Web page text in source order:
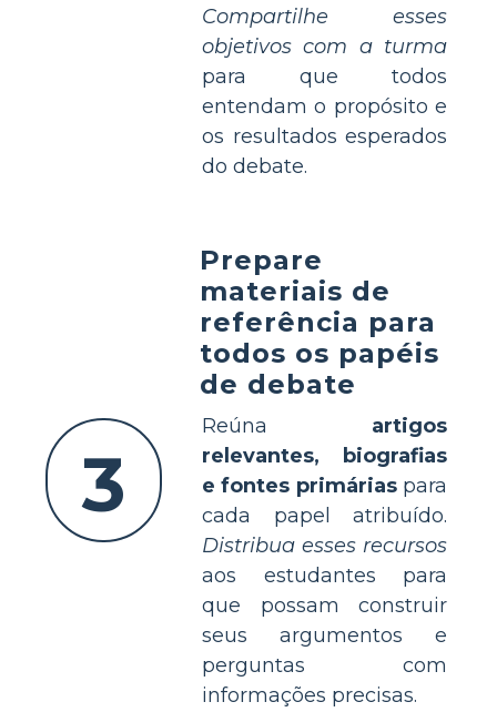
Compartilhe esses
objetivos com a turma
para que todos
entendam o propósito e
os resultados esperados
do debate.
3
Prepare
materiais de
referência para
todos os papéis
de debate
Reúna artigos
relevantes, biografias
e fontes primáriaspara
cada papel atribuído.
Distribua esses recursos
aos estudantes para
que possam construir
seus argumentos e
perguntas com
informações precisas.